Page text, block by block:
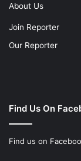
About Us
Join Reporter
Our Reporter
Find Us On
Find us on